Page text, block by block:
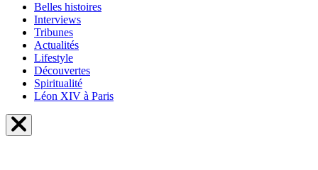
Belles histoires
Interviews
Tribunes
Actualités
Lifestyle
Découvertes
Spiritualité
Léon XIV à Paris